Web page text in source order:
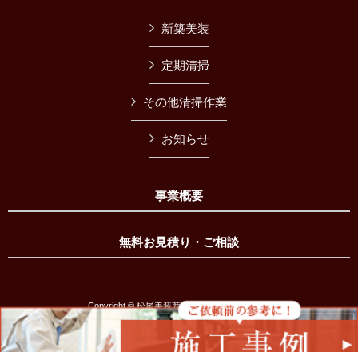
新築美装
定期清掃
その他清掃作業
お知らせ
事業概要
無料お見積り・ご相談
Copyright © 松尾美装商会 All Rights Reserved.